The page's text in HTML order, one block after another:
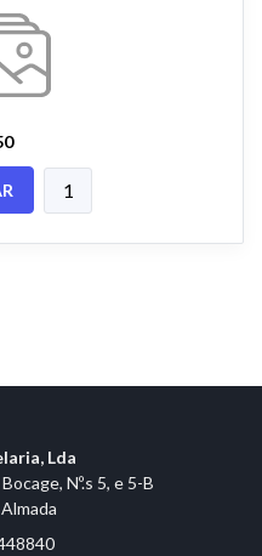
Lda
Nº.s 5, e 5-B